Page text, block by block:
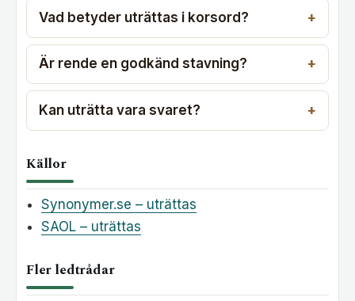
Vad betyder uträttas i korsord?
Är rende en godkänd stavning?
Kan uträtta vara svaret?
Källor
Synonymer.se – uträttas
SAOL – uträttas
Fler ledtrådar